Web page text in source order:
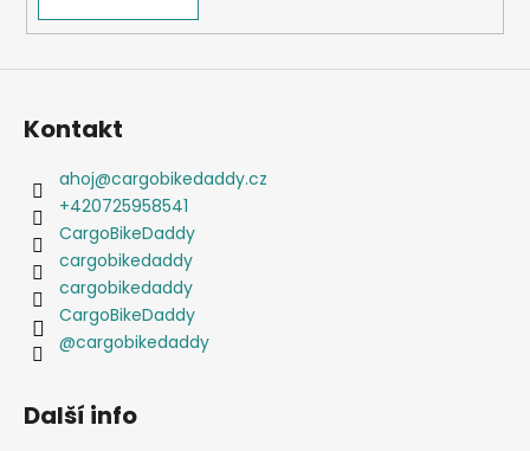
Kontakt
ahoj@cargobikedaddy.cz
+420725958541
CargoBikeDaddy
cargobikedaddy
cargobikedaddy
CargoBikeDaddy
@cargobikedaddy
Další info